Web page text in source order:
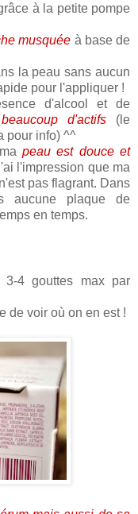
à la petite pompe
musquée à base de
la peau sans aucun
pour l'appliquer !
d'alcool et de
beaucoup d'actifs (le
pour info) ^^
mapeau est douce et
l'impression que ma
pas flagrant. Dans
aucune plaque de
en temps.
4 gouttes max par
de voir où on en est !